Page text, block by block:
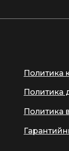
Политика
Политика
Политика